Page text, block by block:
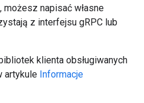
możesz napisać własne
z interfejsu gRPC lub
klienta obsługiwanych
artykule Informacje